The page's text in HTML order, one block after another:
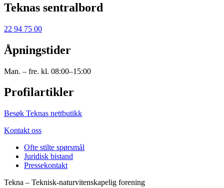
Teknas sentralbord
22 94 75 00
Åpningstider
Man. – fre. kl. 08:00–15:00
Profilartikler
Besøk Teknas nettbutikk
Kontakt oss
Ofte stilte spørsmål
Juridisk bistand
Pressekontakt
Tekna – Teknisk-naturvitenskapelig forening